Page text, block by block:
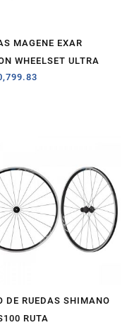
MAGENE EXAR
WHEELSET ULTRA
DE RUEDAS SHIMANO
RUTA